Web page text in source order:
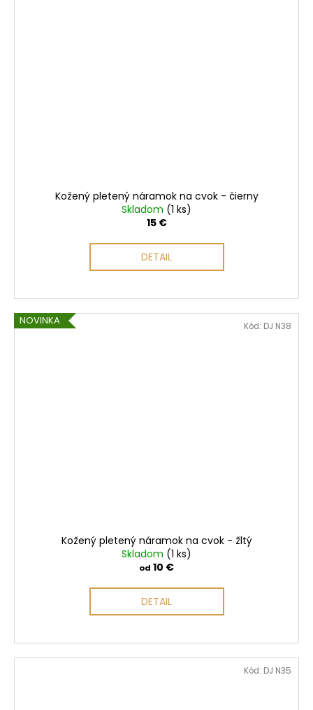
Kožený pletený náramok na cvok - čierny
Skladom (1 ks)
15 €
DETAIL
NOVINKA
Kožený pletený náramok na cvok - žltý
Skladom (1 ks)
od 10 €
DETAIL
Kód: DJ N38
Kód: DJ N35